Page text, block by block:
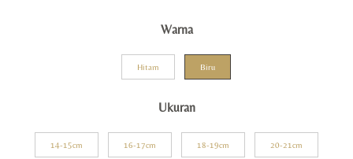
Warna
Hitam Biru
Ukuran
14-15cm 16-17cm 18-19cm 20-21cm